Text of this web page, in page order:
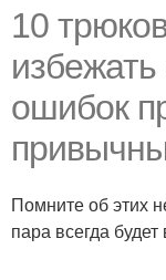
10
ошибок
Помните об этих
пара всегда